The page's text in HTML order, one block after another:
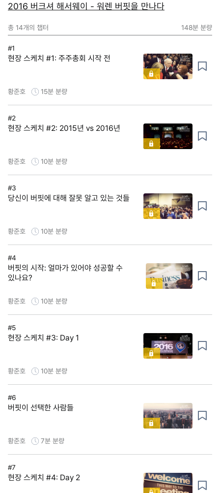
2016 버크셔 해서웨이 - 워렌 버핏을 만나다
총 14개의 챕터 148분 분량
#1
현장 스케치 #1: 주주총회 시작 전
황준호 15분 분량
#2
현장 스케치 #2: 2015년 vs 2016년
황준호 10분 분량
#3
당신이 버핏에 대해 잘못 알고 있는 것들
황준호 10분 분량
#4
버핏의 시작: 얼마가 있어야 성공할 수
있나요?
황준호 10분 분량
#5
현장 스케치 #3: Day 1
황준호 10분 분량
#6
버핏이 선택한 사람들
황준호 7분 분량
#7
현장 스케치 #4: Day 2